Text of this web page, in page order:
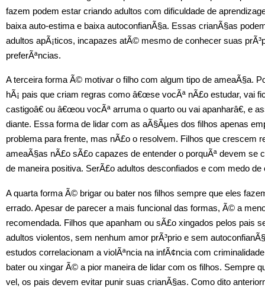
fazem podem estar criando adultos com dificuldade de
baixa auto-estima e baixa autoconfianÃ§a. Essas crianÃ§as
adultos apÃ¡ticos, incapazes atÃ© mesmo de conhecer suas
preferÃªncias.
A terceira forma Ã© motivar o filho com algum tipo de ameaÃ§a.
hÃ¡ pais que criam regras como â€œse vocÃª nÃ£o estudar, vai
castigoâ€ ou â€œou vocÃª arruma o quarto ou vai apanharâ€, e
diante. Essa forma de lidar com as aÃ§Ãµes dos filhos apenas
problema para frente, mas nÃ£o o resolvem. Filhos que crescem
ameaÃ§as nÃ£o sÃ£o capazes de entender o porquÃª devem se
de maneira positiva. SerÃ£o adultos desconfiados e com medo de
A quarta forma Ã© brigar ou bater nos filhos sempre que eles
errado. Apesar de parecer a mais funcional das formas, Ã© a
recomendada. Filhos que apanham ou sÃ£o xingados pelos pais
adultos violentos, sem nenhum amor prÃ³prio e sem
estudos correlacionam a violÃªncia na infÃ¢ncia com
bater ou xingar Ã© a pior maneira de lidar com os filhos. Sempre
vel, os pais devem evitar punir suas crianÃ§as. Como dito